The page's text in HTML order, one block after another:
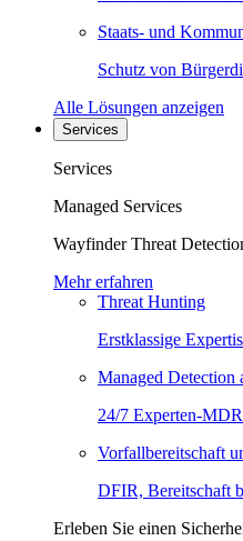
Staats- und
Schutz von
Alle Lösungen anzeigen
Services
Services
Managed Services
Wayfinder Threat
Mehr erfahren
Threat Hunting
Erstklassige
Managed Detection
24/7 Experten-
Vorfallbereitschaft
DFIR, Bereitschaft
Erleben Sie einen